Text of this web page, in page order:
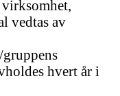
vedtas av
hvert år i